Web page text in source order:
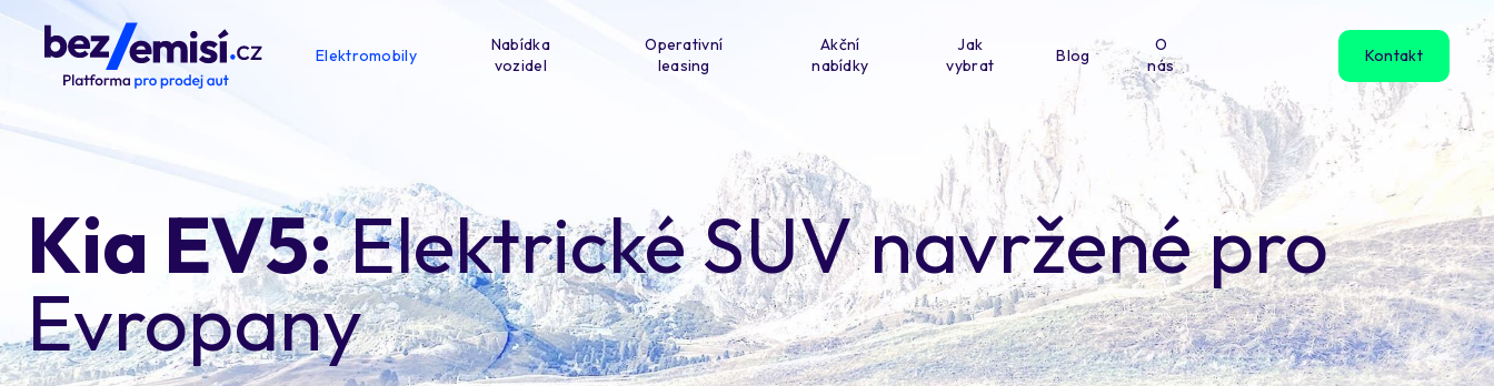
Elektromobily
Nabídka
vozidel
Operativní
leasing
Akční
nabídky
Jak
vybrat
Blog
O
nás
Kontakt
Kia EV5:Elektrické SUV navržené pro
Evropany